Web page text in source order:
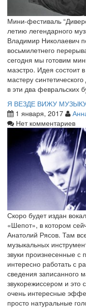
Мини-фестиваль
летию легендарного
Владимир Николаевич
восьмилетнего
сегодня мы готовим
маэстро. Идея состоит
мастеру
в эти два февральских
Я ВЕЗДЕ ВИЖУ
1 января, 2017
Нет комментариев
Скоро будет издан
«Шепот», в котором
Анатолий Рясов. Там
музыкальных
звуки произнесенные
интересно работать с
сведения записанного
звукорежиссером и это
очень интересные
просто натуральные